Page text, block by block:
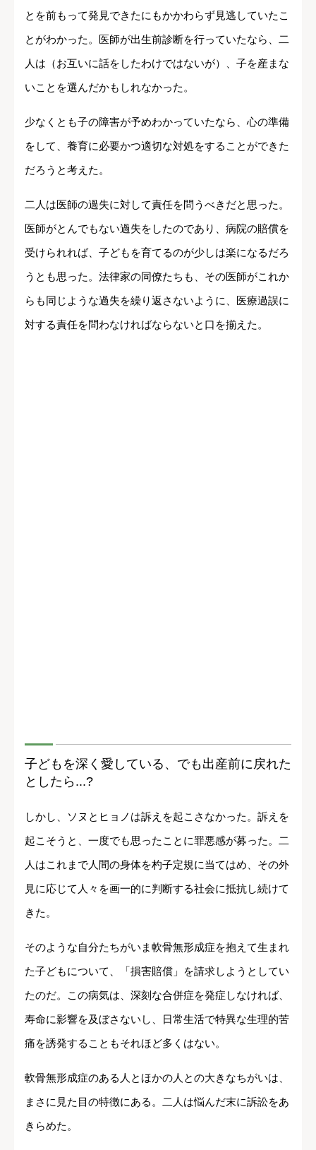
とを前もって発見できたにもかかわらず見逃していたこ
とがわかった。医師が出生前診断を行っていたなら、二
人は（お互いに話をしたわけではないが）、子を産まな
いことを選んだかもしれなかった。
少なくとも子の障害が予めわかっていたなら、心の準備
をして、養育に必要かつ適切な対処をすることができた
だろうと考えた。
二人は医師の過失に対して責任を問うべきだと思った。
医師がとんでもない過失をしたのであり、病院の賠償を
受けられれば、子どもを育てるのが少しは楽になるだろ
うとも思った。法律家の同僚たちも、その医師がこれか
らも同じような過失を繰り返さないように、医療過誤に
対する責任を問わなければならないと口を揃えた。
子どもを深く愛している、でも出産前に戻れた
としたら...?
しかし、ソヌとヒョノは訴えを起こさなかった。訴えを
起こそうと、一度でも思ったことに罪悪感が募った。二
人はこれまで人間の身体を杓子定規に当てはめ、その外
見に応じて人々を画一的に判断する社会に抵抗し続けて
きた。
そのような自分たちがいま軟骨無形成症を抱えて生まれ
た子どもについて、「損害賠償」を請求しようとしてい
たのだ。この病気は、深刻な合併症を発症しなければ、
寿命に影響を及ぼさないし、日常生活で特異な生理的苦
痛を誘発することもそれほど多くはない。
軟骨無形成症のある人とほかの人との大きなちがいは、
まさに見た目の特徴にある。二人は悩んだ末に訴訟をあ
きらめた。